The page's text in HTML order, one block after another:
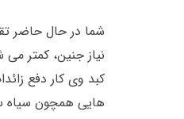
کبد وی کار دفع
هایی همچون سیاه